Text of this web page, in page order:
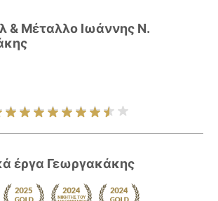
& Μέταλλο Ιωάννης Ν.
έργα Γεωργακάκης